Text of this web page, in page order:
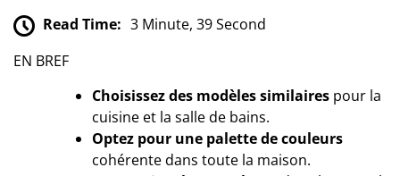
Read Time: 3 Minute, 39 Second
EN BREF
Choisissez des modèles similaires pour la
cuisine et la salle de bains.
Optez pour une palette de couleurs
cohérente dans toute la maison.